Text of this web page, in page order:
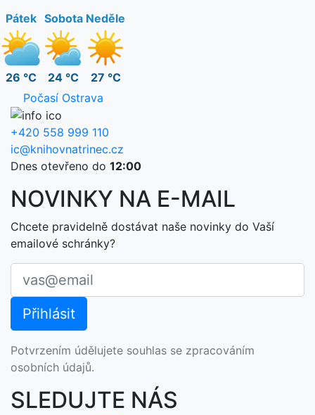
Pátek
26 °C
Sobota
24 °C
Neděle
27 °C
Počasí Ostrava
+420 558 999 110
ic@knihovnatrinec.cz
Dnes otevřeno do 12:00
NOVINKY NA E-MAIL
Chcete pravidelně dostávat naše novinky do Vaší
emailové schránky?
Potvrzením údělujete souhlas se zpracováním
osobních údajů.
SLEDUJTE NÁS